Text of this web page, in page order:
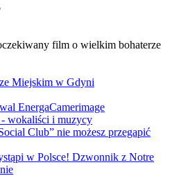
film o wielkim bohaterze
Miejskim w Gdyni
EnergaCamerimage
- wokaliści i muzycy
Club” nie możesz przegapić
w Polsce! Dzwonnik z Notre